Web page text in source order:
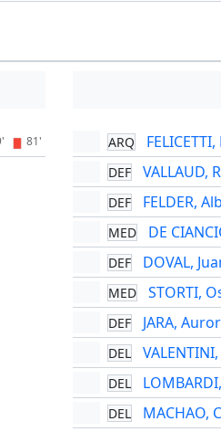
81' ARQ
DEF VALLAUD,
DEF FELDER,
MED DE
DEF DOVAL,
MED STORTI,
DEF JARA,
DEL
DEL
DEL MACHAO,